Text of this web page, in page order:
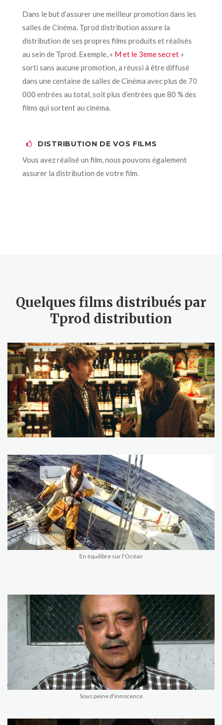
Dans le but d’assurer une meilleur promotion dans les
salles de Cinéma, Tprod distribution assure la
distribution de ses propres films produits et réalisés
au sein de Tprod. Exemple, « M et le 3eme secret »
sorti sans aucune promotion, a réussi à être diffusé
dans une centaine de salles de Cinéma avec plus de 70
000 entrées au total, soit plus d’entrées que 80 % des
films qui sortent au cinéma.
DISTRIBUTION DE VOS FILMS
Vous avez réalisé un film, nous pouvons également
assurer la distribution de votre film.
Quelques films distribués par
Tprod distribution
En équilibre sur l'Océan
Sous peine d'innocence